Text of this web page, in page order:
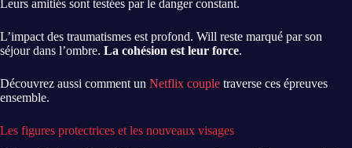
Leurs amitiés sont testées par le danger constant.
L’impact des traumatismes est profond. Will reste marqué par son
séjour dans l’ombre. La cohésion est leur force.
Découvrez aussi comment un Netflix couple traverse ces épreuves
ensemble.
Les figures protectrices et les nouveaux visages